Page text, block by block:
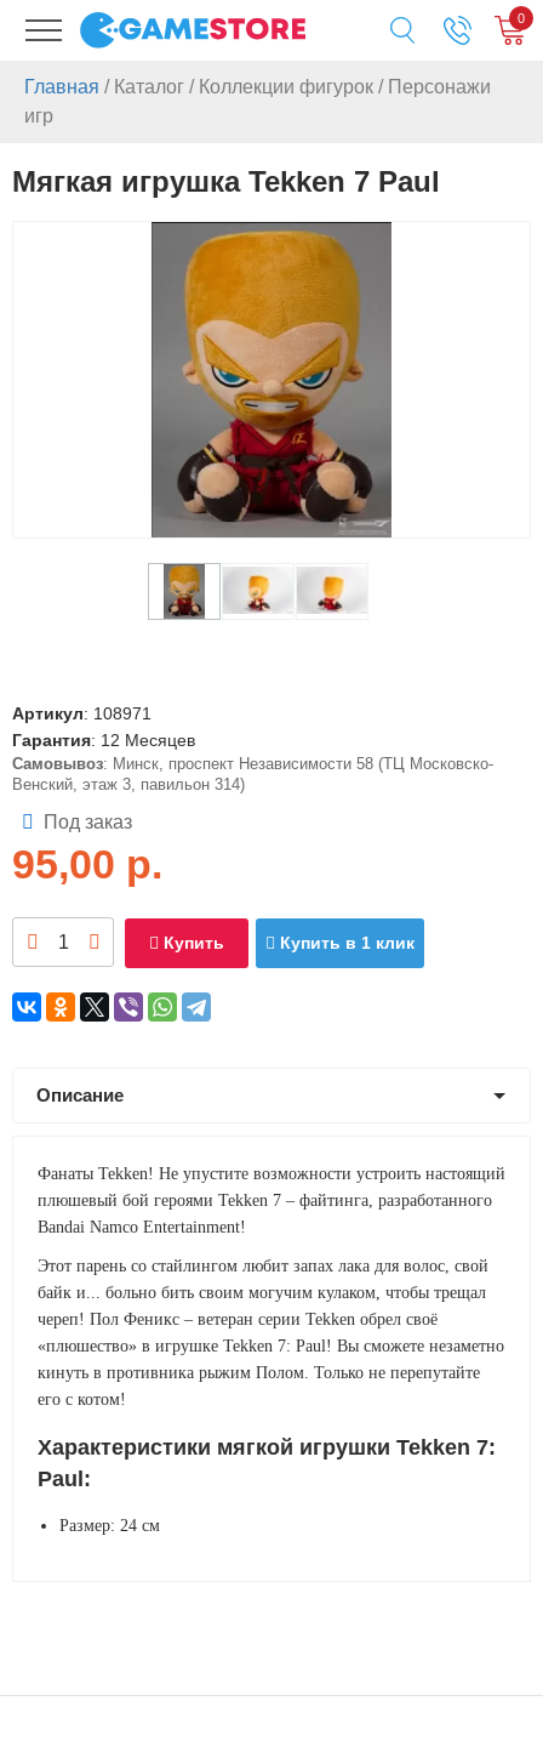
0
Главная / Каталог / Коллекции фигурок / Персонажи
игр
Мягкая игрушка Tekken 7 Paul
Артикул: 108971
Гарантия: 12 Месяцев
Самовывоз: Минск, проспект Независимости 58 (ТЦ Московско-
Венский, этаж 3, павильон 314)
Под заказ
95,00 р.
Купить Купить в 1 клик
Описание
Фанаты Tekken! Не упустите возможности устроить настоящий
плюшевый бой героями Tekken 7 – файтинга, разработанного
Bandai Namco Entertainment!
Этот парень со стайлингом любит запах лака для волос, свой
байк и... больно бить своим могучим кулаком, чтобы трещал
череп! Пол Феникс – ветеран серии Tekken обрел своё
«плюшество» в игрушке Tekken 7: Paul! Вы сможете незаметно
кинуть в противника рыжим Полом. Только не перепутайте
его с котом!
Характеристики мягкой игрушки Tekken 7:
Paul:
Размер: 24 см